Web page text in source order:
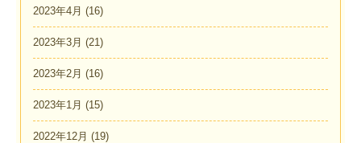
2023年4月 (16)
2023年3月 (21)
2023年2月 (16)
2023年1月 (15)
2022年12月 (19)